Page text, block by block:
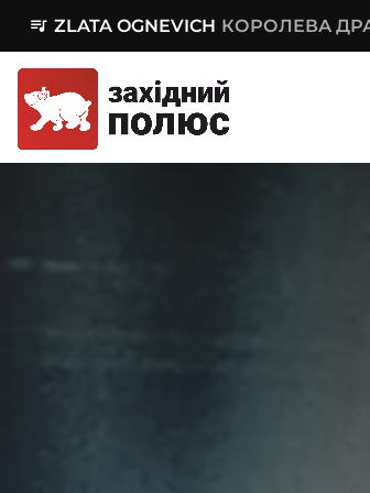
queue_music ZLATA OGNEVICH КОРОЛЕВА